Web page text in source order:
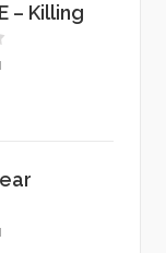
– Killing